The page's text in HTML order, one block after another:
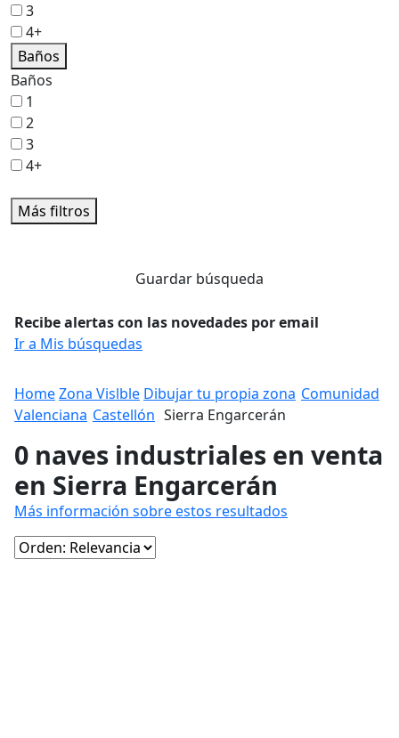
3
4+
Baños
Baños
1
2
3
4+
Más filtros
Guardar búsqueda
Recibe alertas con las novedades por email
Ir a Mis búsquedas
HomeZona Vislble Dibujar tu propia zona Comunidad
Valenciana Castellón Sierra Engarcerán
0 naves industriales en venta
en Sierra Engarcerán
Más información sobre estos resultados